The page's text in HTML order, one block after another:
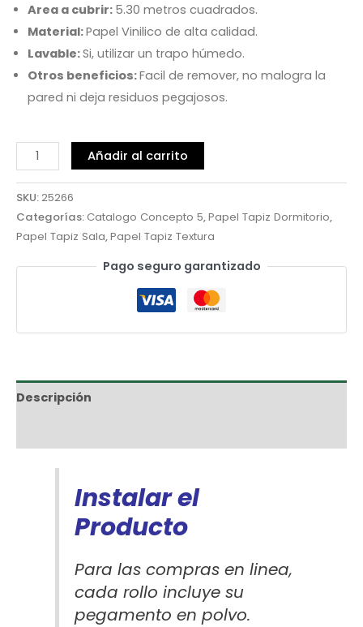
Area a cubrir: 5.30 metros cuadrados.
Material:Papel Vinilico de alta calidad.
Lavable:Si, utilizar un trapo húmedo.
Otros beneficios:Facil de remover, no malogra la
pared ni deja residuos pegajosos.
Añadir al carrito
SKU:25266
Categorías:Catalogo Concepto 5,Papel Tapiz Dormitorio,
Papel Tapiz Sala,Papel Tapiz Textura
Pago seguro garantizado
Descripción
Instalar el
Producto
Para las compras en linea,
cada rollo incluye su
pegamento en polvo.